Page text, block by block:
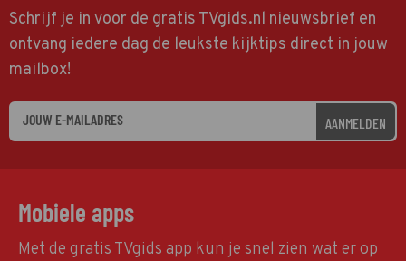
Schrijf je in voor de gratis TVgids.nl nieuwsbrief en
ontvang iedere dag de leukste kijktips direct in jouw
mailbox!
AANMELDEN
Mobiele apps
Met de gratis TVgids app kun je snel zien wat er op